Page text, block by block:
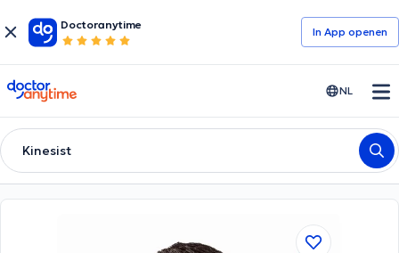
Doctoranytime
In App openen
doctoranytime NL
Kinesist